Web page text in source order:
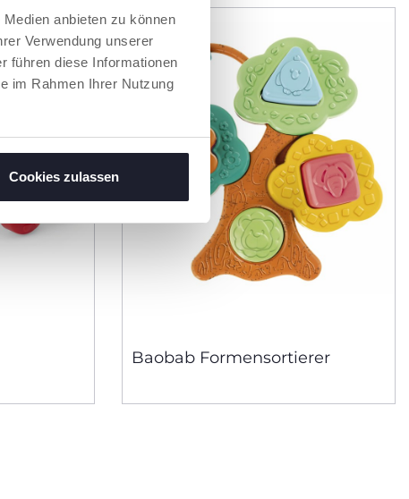
anbieten zu können
Verwendung unserer
führen diese Informationen
im Rahmen Ihrer Nutzung
Cookies zulassen
Baobab Formensortierer